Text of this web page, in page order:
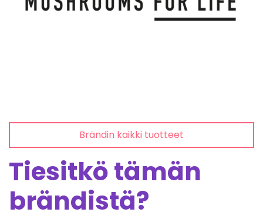
Brändin kaikki tuotteet
Tiesitkö tämän
brändistä?